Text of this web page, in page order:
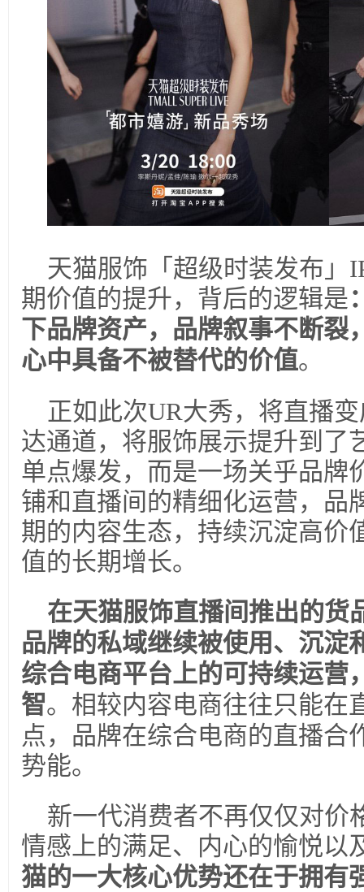
天猫服饰「超级时装发布」
期价值的提升，背后的逻辑是
下品牌资产，品牌叙事不断裂
心中具备不被替代的价值。
正如此次UR大秀，将直播
达通道，将服饰展示提升到了
单点爆发，而是一场关乎品牌
铺和直播间的精细化运营，品
期的内容生态，持续沉淀高价
值的长期增长。
在天猫服饰直播间推出的货
品牌的私域继续被使用、沉淀
综合电商平台上的可持续运营
智。相较内容电商往往只能在
点，品牌在综合电商的直播合
势能。
新一代消费者不再仅仅对价
情感上的满足、内心的愉悦以
猫的一大核心优势还在于拥有